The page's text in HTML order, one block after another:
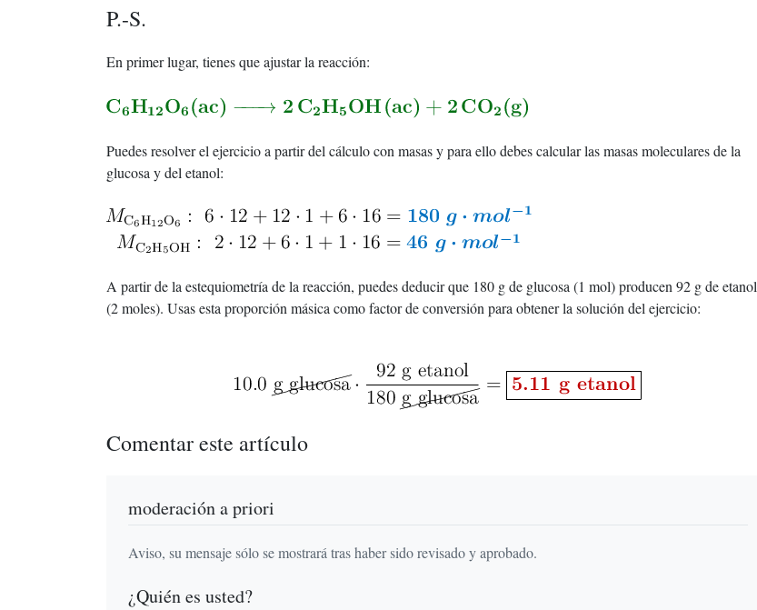
P.-S.
En primer lugar, tienes que ajustar la reacción:
Puedes resolver el ejercicio a partir del cálculo con masas y para ello debes calcular las masas moleculares de la
glucosa y del etanol:
A partir de la estequiometría de la reacción, puedes deducir que 180 g de glucosa (1 mol) producen 92 g de etanol
(2 moles). Usas esta proporción másica como factor de conversión para obtener la solución del ejercicio:
Comentar este artículo
moderación a priori
Aviso, su mensaje sólo se mostrará tras haber sido revisado y aprobado.
¿Quién es usted?